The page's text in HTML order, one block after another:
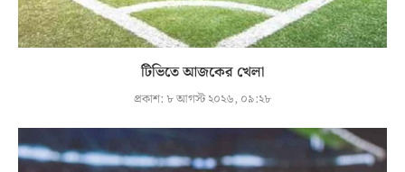
টিভিতে আজকের খেলা
প্রকাশ: ৮ আগস্ট ২০২৬, ০৯:২৮